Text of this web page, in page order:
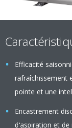
Efficacité
rafraîchissement
pointe et une
Encastrement
d'aspiration et